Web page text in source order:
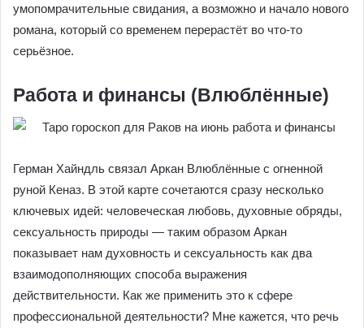
умопомрачительные свидания, а возможно и начало нового
романа, который со временем перерастёт во что-то
серьёзное.
Работа и финансы (Влюблённые)
Герман Хайндль связал Аркан Влюблённые с огненной
руной Кеназ. В этой карте сочетаются сразу несколько
ключевых идей: человеческая любовь, духовные обряды,
сексуальность природы — таким образом Аркан
показывает нам духовность и сексуальность как два
взаимодополняющих способа выражения
действительности. Как же применить это к сфере
профессиональной деятельности? Мне кажется, что речь